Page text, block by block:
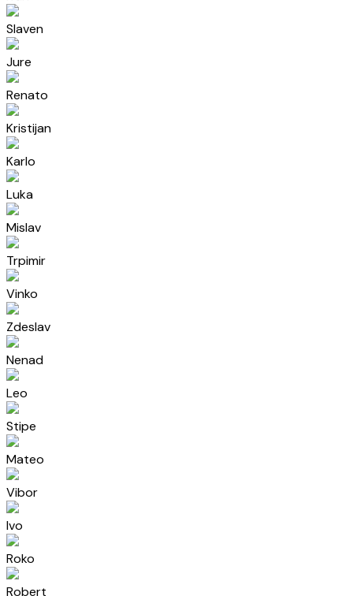
Slaven
Jure
Renato
Kristijan
Karlo
Luka
Mislav
Trpimir
Vinko
Zdeslav
Nenad
Leo
Stipe
Mateo
Vibor
Ivo
Roko
Robert